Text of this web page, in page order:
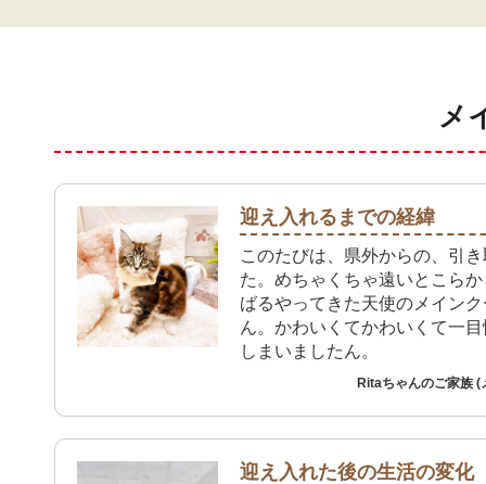
メ
迎え入れるまでの経緯
このたびは、県外からの、引
た。めちゃくちゃ遠いとこら
ばるやってきた天使のメイン
ん。かわいくてかわいくて一
しまいましたん。
Ritaちゃんのご家族 (
迎え入れた後の生活の変化